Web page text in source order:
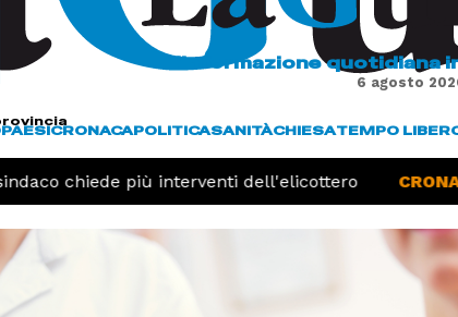
L'informazione quotidiana
6 agosto
PAESICRONACAPOLITICASANITÀCHIESATEMPO
chiede più interventi dell'elicottero